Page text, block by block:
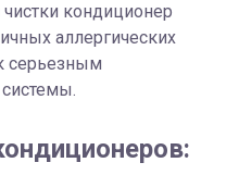
кондиционер
аллергических
серьезным